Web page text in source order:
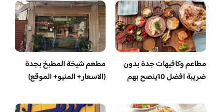
مطاعم وكافيهات جدة بدون
ضريبة افضل 10ينصح بهم
مطعم شيخة المطبخ بجدة
(الاسعار+ المنيو+ الموقع)